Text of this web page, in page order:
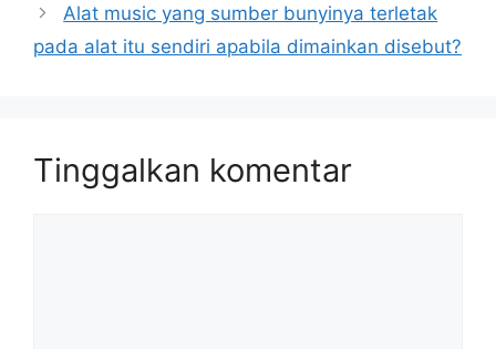
Alat music yang sumber bunyinya terletak
pada alat itu sendiri apabila dimainkan disebut?
Tinggalkan komentar